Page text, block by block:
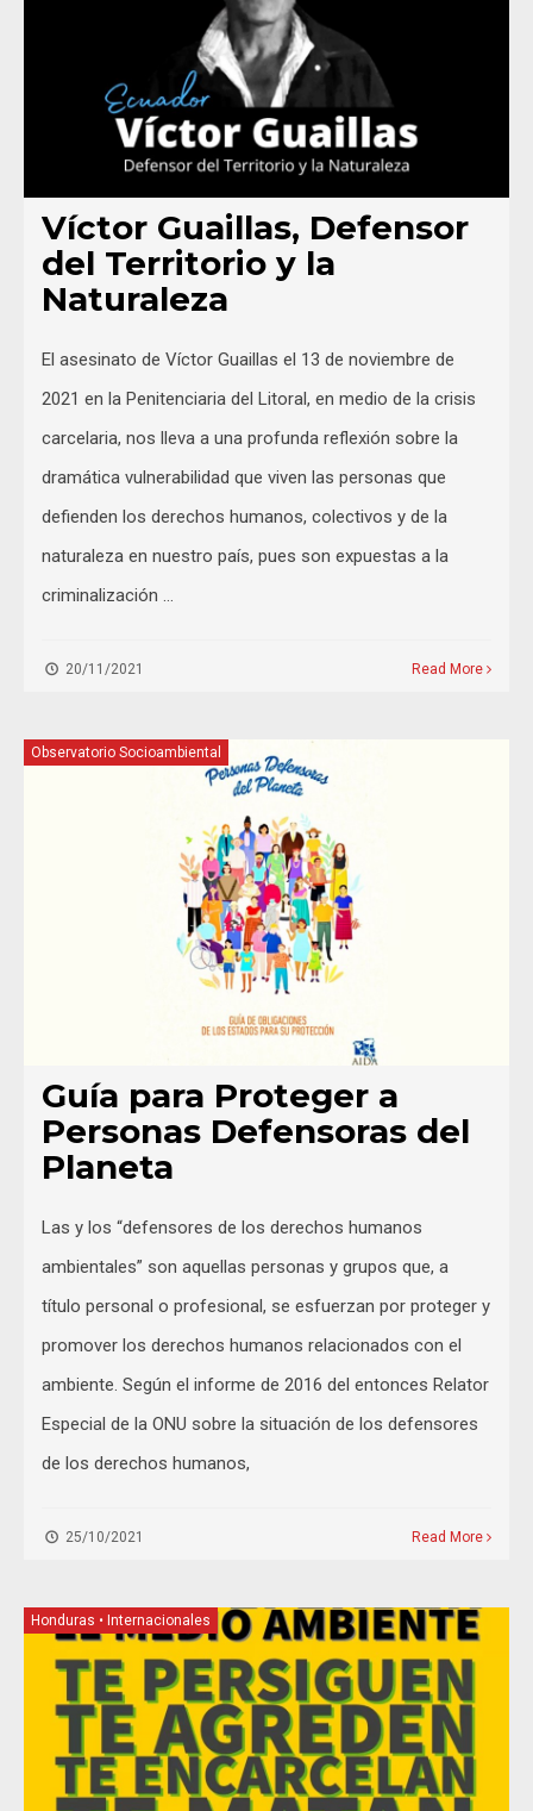
Víctor Guaillas, Defensor
del Territorio y la
Naturaleza
El asesinato de Víctor Guaillas el 13 de noviembre de
2021 en la Penitenciaria del Litoral, en medio de la crisis
carcelaria, nos lleva a una profunda reflexión sobre la
dramática vulnerabilidad que viven las personas que
defienden los derechos humanos, colectivos y de la
naturaleza en nuestro país, pues son expuestas a la
criminalización …
20/11/2021 Read More
Observatorio Socioambiental
Guía para Proteger a
Personas Defensoras del
Planeta
Las y los “defensores de los derechos humanos
ambientales” son aquellas personas y grupos que, a
título personal o profesional, se esfuerzan por proteger y
promover los derechos humanos relacionados con el
ambiente. Según el informe de 2016 del entonces Relator
Especial de la ONU sobre la situación de los defensores
de los derechos humanos,
25/10/2021 Read More
Honduras • Internacionales